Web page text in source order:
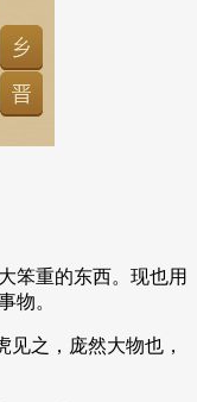
笨重的东西。现也用
物。
见之，庞然大物也，